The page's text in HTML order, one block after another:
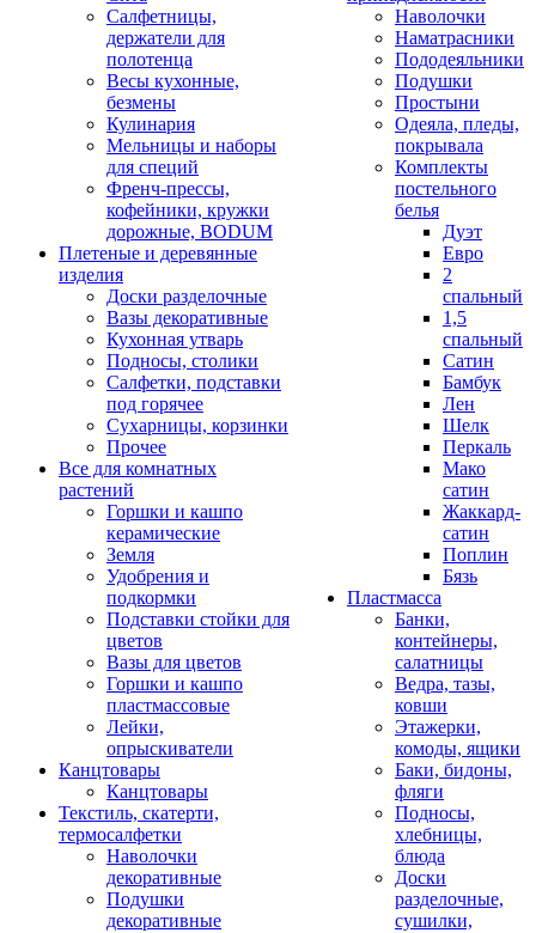
Салфетницы,
держатели для
полотенца
Весы кухонные,
безмены
Кулинария
Мельницы и наборы
для специй
Френч-прессы,
кофейники, кружки
дорожные, BODUM
Плетеные и деревянные
изделия
Доски разделочные
Вазы декоративные
Кухонная утварь
Подносы, столики
Салфетки, подставки
под горячее
Сухарницы, корзинки
Прочее
Все для комнатных
растений
Горшки и кашпо
керамические
Земля
Удобрения и
подкормки
Подставки стойки для
цветов
Вазы для цветов
Горшки и кашпо
пластмассовые
Лейки,
опрыскиватели
Канцтовары
Канцтовары
Текстиль, скатерти,
термосалфетки
Наволочки
декоративные
Подушки
декоративные
Наволочки
Наматрасники
Пододеяльники
Подушки
Простыни
Одеяла, пледы,
покрывала
Комплекты
постельного
белья
Дуэт
Евро
2
спальный
1,5
спальный
Сатин
Бамбук
Лен
Шелк
Перкаль
Мако
сатин
Жаккард-
сатин
Поплин
Бязь
Пластмасса
Банки,
контейнеры,
салатницы
Ведра, тазы,
ковши
Этажерки,
комоды, ящики
Баки, бидоны,
фляги
Подносы,
хлебницы,
блюда
Доски
разделочные,
сушилки,